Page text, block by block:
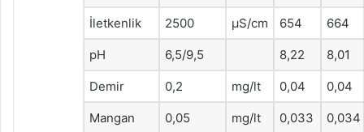
İletkenlik 2500 μS/cm 654 664
pH 6,5/9,5 8,22 8,01
Demir 0,2 mg/lt 0,04 0,04
Mangan 0,05 mg/lt 0,033 0,034